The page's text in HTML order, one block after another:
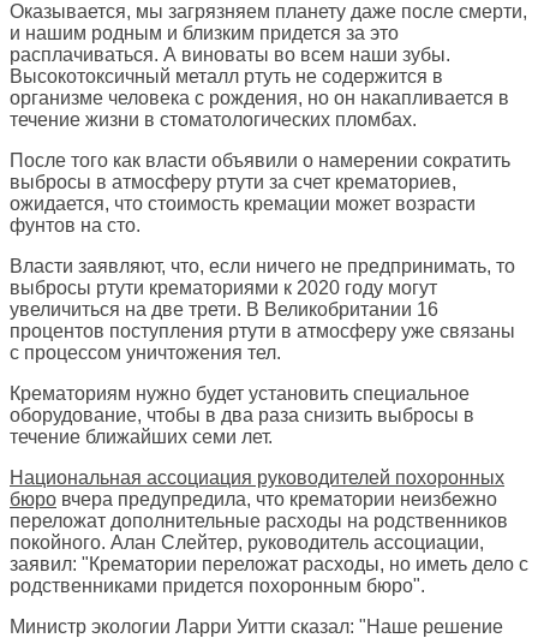
Оказывается, мы загрязняем планету даже после смерти,
и нашим родным и близким придется за это
расплачиваться. А виноваты во всем наши зубы.
Высокотоксичный металл ртуть не содержится в
организме человека с рождения, но он накапливается в
течение жизни в стоматологических пломбах.
После того как власти объявили о намерении сократить
выбросы в атмосферу ртути за счет крематориев,
ожидается, что стоимость кремации может возрасти
фунтов на сто.
Власти заявляют, что, если ничего не предпринимать, то
выбросы ртути крематориями к 2020 году могут
увеличиться на две трети. В Великобритании 16
процентов поступления ртути в атмосферу уже связаны
с процессом уничтожения тел.
Крематориям нужно будет установить специальное
оборудование, чтобы в два раза снизить выбросы в
течение ближайших семи лет.
Национальная ассоциация руководителей похоронных
бюро вчера предупредила, что крематории неизбежно
переложат дополнительные расходы на родственников
покойного. Алан Слейтер, руководитель ассоциации,
заявил: "Крематории переложат расходы, но иметь дело с
родственниками придется похоронным бюро".
Министр экологии Ларри Уитти сказал: "Наше решение